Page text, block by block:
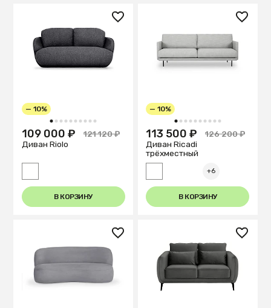
1 2 3 4 5 6 7 8 9 10
— 10%
109 000 ₽
121 120 ₽
Диван Riolo
В КОРЗИНУ
1 2 3 4 5 6 7 8 9 10
— 10%
113 500 ₽
126 200 ₽
Диван Ricadi
трёхместный
+6
В КОРЗИНУ